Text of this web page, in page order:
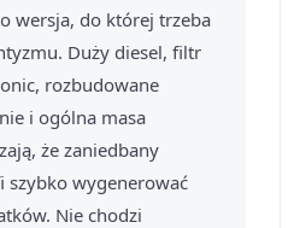
wersja, do której trzeba
Duży diesel, filtr
rozbudowane
i ogólna masa
że zaniedbany
szybko wygenerować
Nie chodzi